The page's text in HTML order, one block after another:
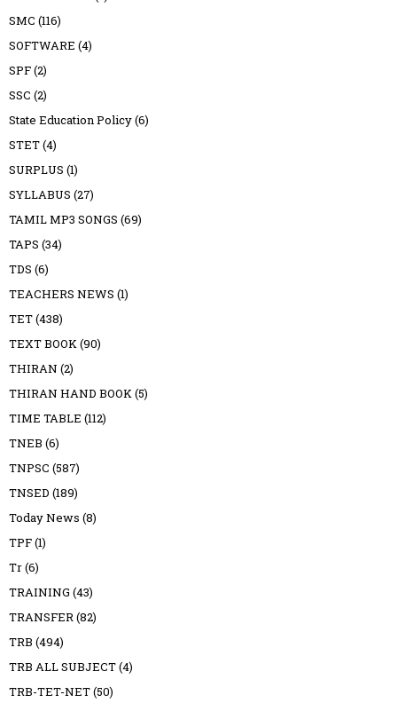
SMC (116)
SOFTWARE (4)
SPF(2)
SSC (2)
State Education Policy(6)
STET(4)
SURPLUS (1)
SYLLABUS (27)
TAMIL MP3 SONGS (69)
TAPS (34)
TDS (6)
TEACHERS NEWS (1)
TET(438)
TEXT BOOK(90)
THIRAN (2)
THIRAN HAND BOOK(5)
TIME TABLE (112)
TNEB (6)
TNPSC (587)
TNSED (189)
Today News (8)
TPF(1)
Tr(6)
TRAINING (43)
TRANSFER(82)
TRB (494)
TRB ALL SUBJECT(4)
TRB-TET-NET(50)